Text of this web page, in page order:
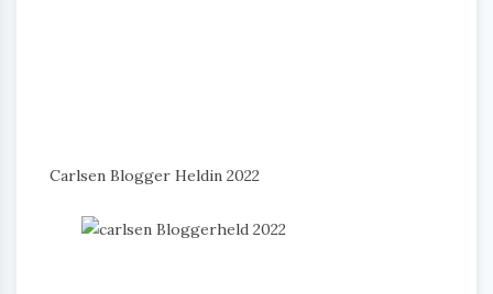
Carlsen Blogger Heldin 2022